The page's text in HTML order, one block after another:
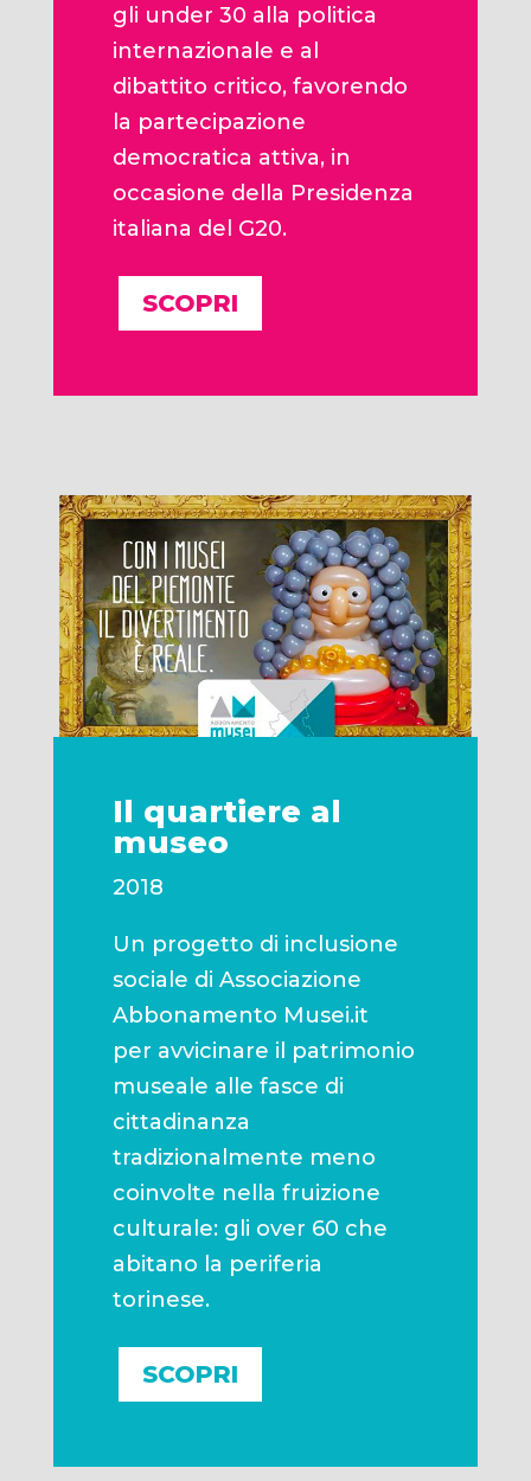
gli under 30 alla politica
internazionale e al
dibattito critico, favorendo
la partecipazione
democratica attiva, in
occasione della Presidenza
italiana del G20.
SCOPRI
Il quartiere al
museo
2018
Un progetto di inclusione
sociale di Associazione
Abbonamento Musei.it
per avvicinare il patrimonio
museale alle fasce di
cittadinanza
tradizionalmente meno
coinvolte nella fruizione
culturale: gli over 60 che
abitano la periferia
torinese.
SCOPRI